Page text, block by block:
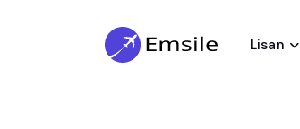
Lisan